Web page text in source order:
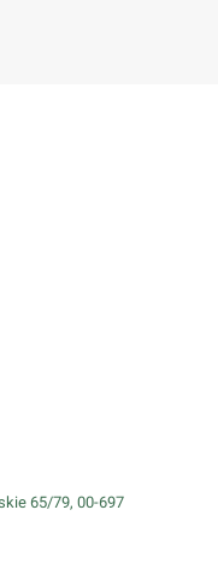
65/79, 00-697